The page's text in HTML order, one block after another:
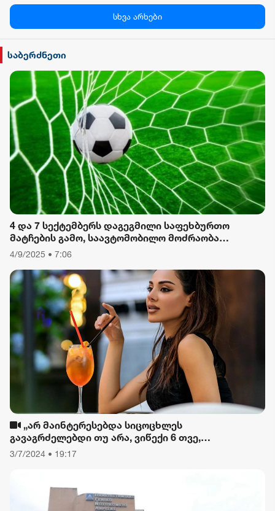
სილქ უნივერსალი
TV პირველი
ფორმულა
რიონი
სხვა არხები
საბერძნეთი
4 და 7 სექტემბერს დაგეგმილი საფეხბურთო
მატჩების გამო, საავტომობილო მოძრაობა
შეიზღუდება
4/9/2025 • 7:06
„არ მაინტერესებდა სიცოცხლეს
გავაგრძელებდი თუ არა, ვიწექი 6 თვე,
დავიწყებული მქონდა კვება, ფიზიკური მოძრაობა“
3/7/2024 • 19:17